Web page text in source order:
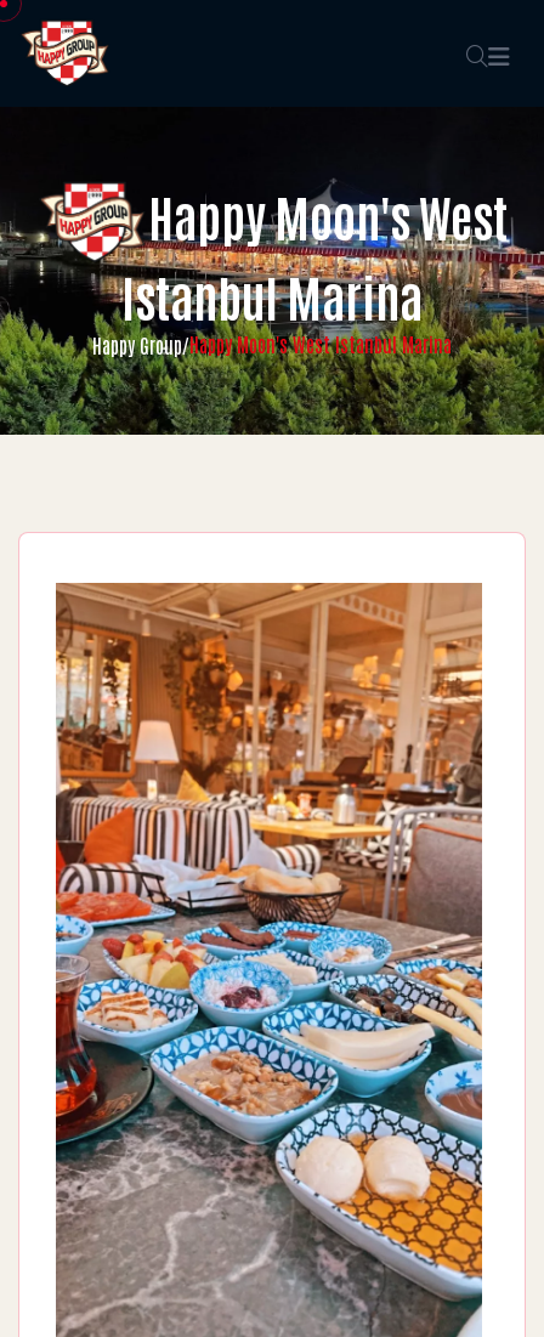
Happy Moon's West
Istanbul Marina
Happy Group/Happy Moon's West Istanbul Marina